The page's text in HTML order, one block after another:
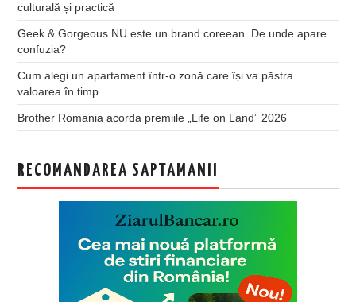
culturală și practică
Geek & Gorgeous NU este un brand coreean. De unde apare
confuzia?
Cum alegi un apartament într-o zonă care își va păstra
valoarea în timp
Brother Romania acorda premiile „Life on Land” 2026
RECOMANDAREA SAPTAMANII